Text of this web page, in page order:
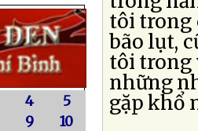
4
5
9
10
tôi trong
bão lụt,
tôi trong
những
gặp khổ